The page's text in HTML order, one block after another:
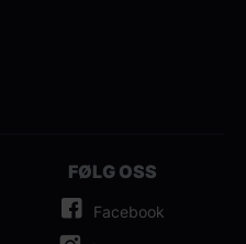
FØLG OSS
Facebook